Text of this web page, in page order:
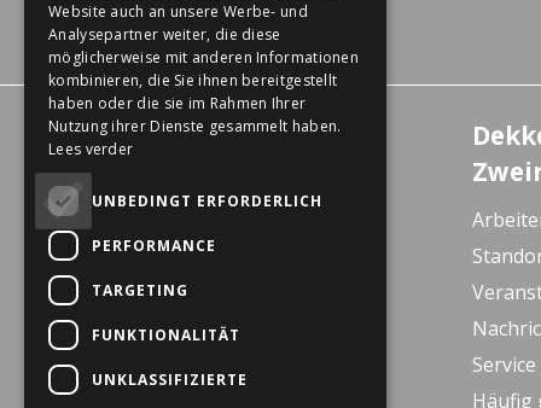
Erlebniszentrum
De Gagel 12
E-bike Store Vlodrop
6063 NL Vlodrop
Service
Häufig
Website auch an unsere Werbe- und
Analysepartner weiter, die diese
möglicherweise mit anderen Informationen
kombinieren, die Sie ihnen bereitgestellt
haben oder die sie im Rahmen Ihrer
Nutzung ihrer Dienste gesammelt haben.
Lees verder
UNBEDINGT ERFORDERLICH
PERFORMANCE
TARGETING
FUNKTIONALITÄT
UNKLASSIFIZIERTE